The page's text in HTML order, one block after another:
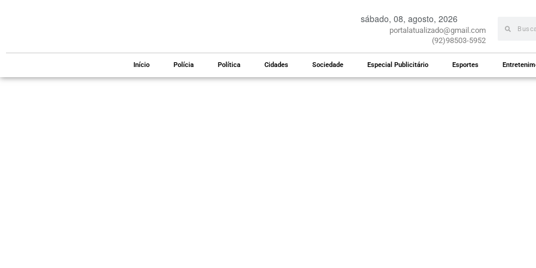
sábado, 08, agosto, 2026
portalatualizado@gmail.com
(92)98503-5952
Início Polícia Política Cidades Sociedade Especial Publicitário Esportes